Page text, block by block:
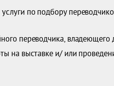
услуги по подбору
переводчика,
на выставке и/ или